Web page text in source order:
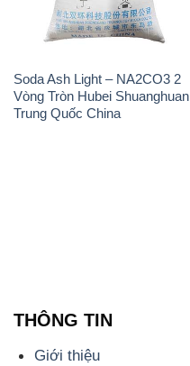
Soda Ash Light – NA2CO3 2
Vòng Tròn Hubei Shuanghuan
Trung Quốc China
THÔNG TIN
Giới thiệu